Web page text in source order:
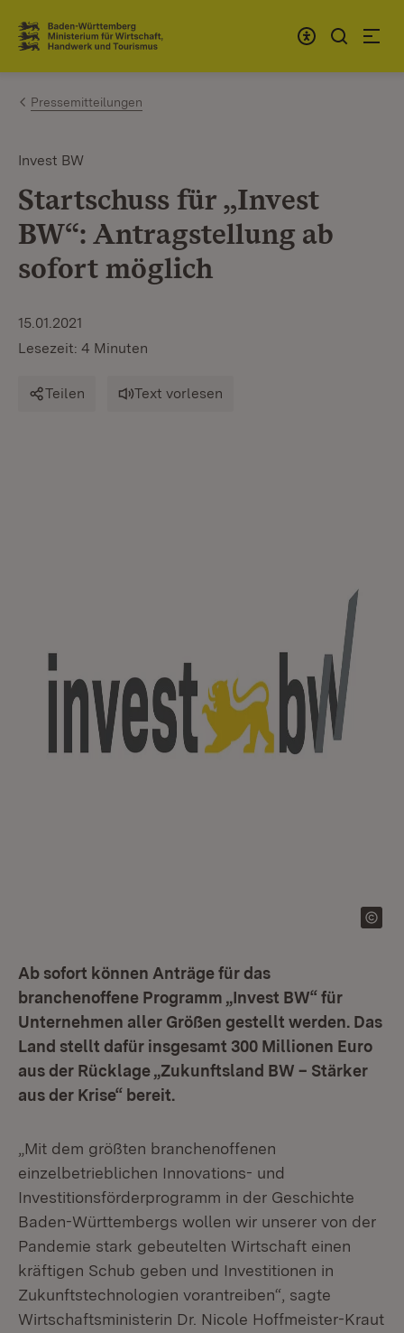
Zum Inhalt springen
Link zur Startseite
Pressemitteilungen
Invest BW
Startschuss für „Invest
BW“: Antragstellung ab
sofort möglich
15.01.2021
Lesezeit: 4 Minuten
Teilen Text vorlesen
Ab sofort können Anträge für das
branchenoffene Programm „Invest BW“ für
Unternehmen aller Größen gestellt werden. Das
Land stellt dafür insgesamt 300 Millionen Euro
aus der Rücklage „Zukunftsland BW – Stärker
aus der Krise“ bereit.
„Mit dem größten branchenoffenen
einzelbetrieblichen Innovations- und
Investitionsförderprogramm in der Geschichte
Baden-Württembergs wollen wir unserer von der
Pandemie stark gebeutelten Wirtschaft einen
kräftigen Schub geben und Investitionen in
Zukunftstechnologien vorantreiben“, sagte
Wirtschaftsministerin Dr. Nicole Hoffmeister-Kraut